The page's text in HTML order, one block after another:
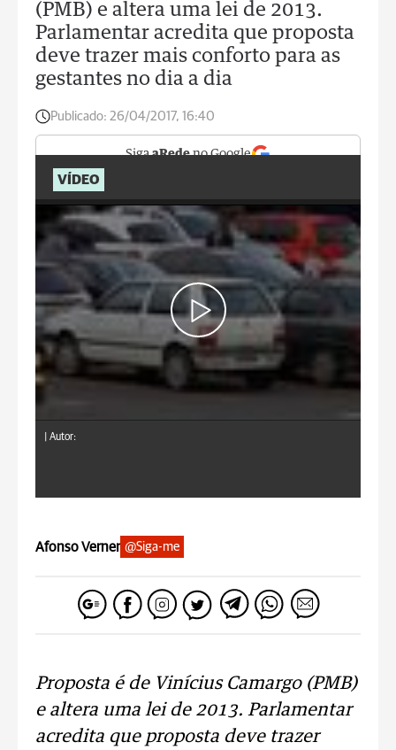
(PMB) e altera uma lei de 2013.
Parlamentar acredita que proposta
deve trazer mais conforto para as
gestantes no dia a dia
Publicado: 26/04/2017, 16:40
SigaaRedeno Google
VÍDEO
Autor:
Afonso Verner @Siga-me
Proposta é de Vinícius Camargo (PMB)
e altera uma lei de 2013. Parlamentar
acredita que proposta deve trazer